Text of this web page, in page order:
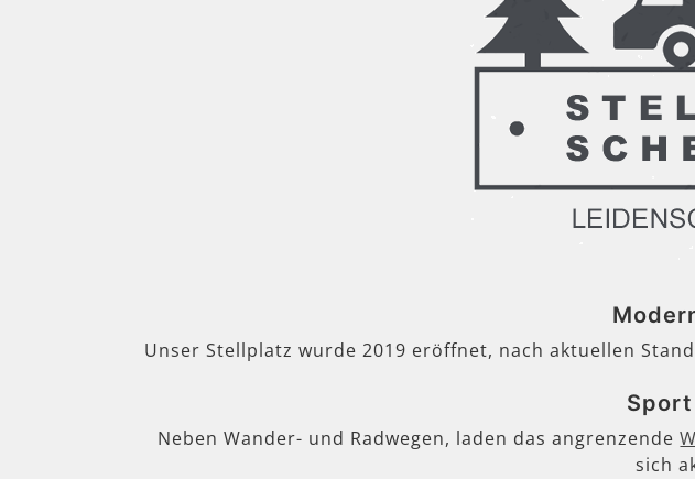
Unser Stellplatz wurde 2019 eröffnet, nach aktuellen
Neben Wander- und Radwegen, laden das angrenzende
sich